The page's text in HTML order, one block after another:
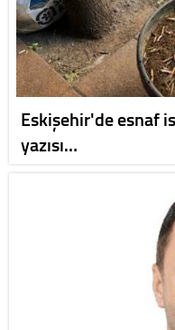
Eskişehir'de esnaf
yazısı…